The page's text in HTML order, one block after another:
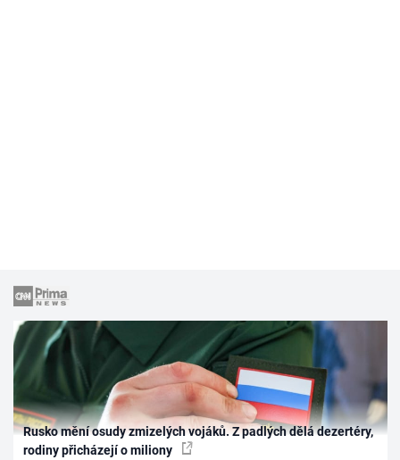
Rusko mění osudy zmizelých vojáků. Z padlých dělá dezertéry,
rodiny přicházejí o miliony